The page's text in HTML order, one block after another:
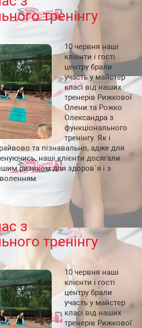
тренінгу
10 червня наші
клієнти і гості
центру брали
участь у майстер
класі від наших
тренерів Рижкової
Олени та Рожко
Олександра з
функціонального
тренінгу. Як і
та пізнавально, адже для
наші клієнти досягали
ризиком для здоров`я і з
з
тренінгу
10 червня наші
клієнти і гості
центру брали
участь у майстер
класі від наших
тренерів Рижкової